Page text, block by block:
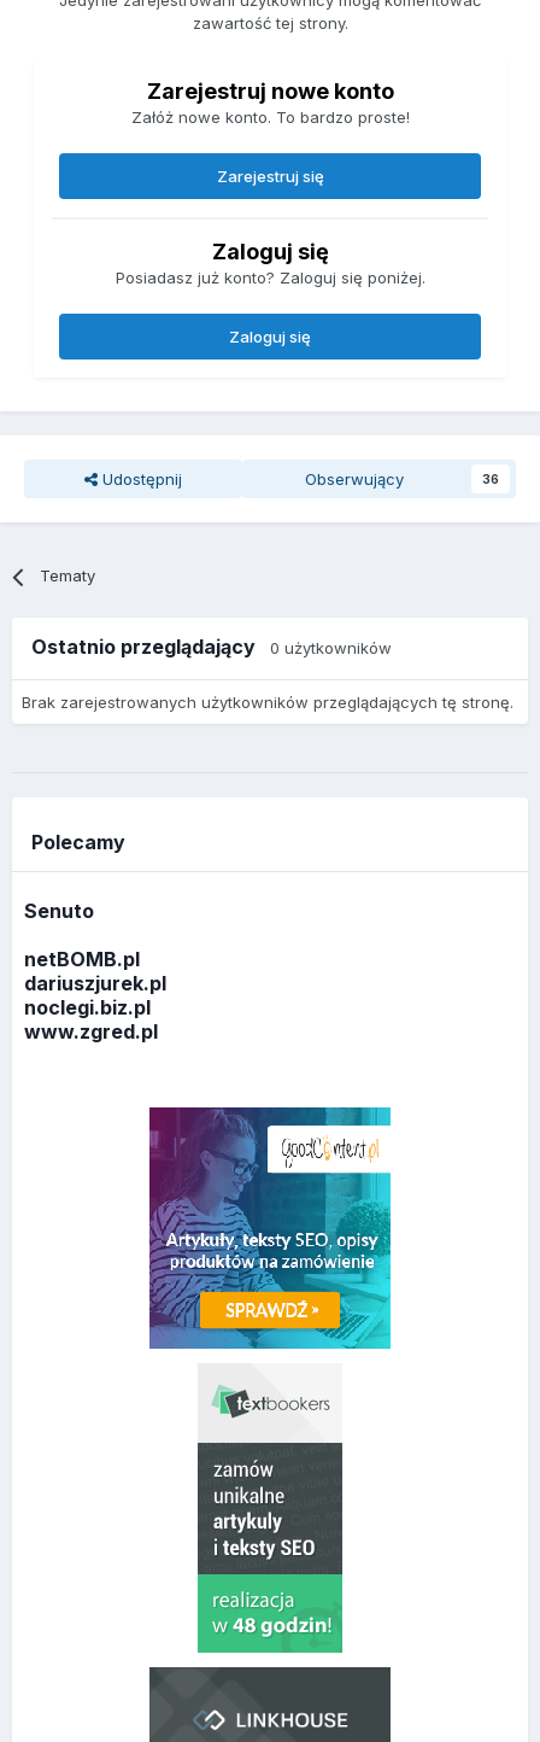
zawartość tej strony.
Zarejestruj nowe konto
Załóż nowe konto. To bardzo proste!
Zarejestruj się
Zaloguj się
Posiadasz już konto? Zaloguj się poniżej.
Zaloguj się
Udostępnij Obserwujący 36
Tematy
Ostatnio przeglądający 0 użytkowników
Brak zarejestrowanych użytkowników przeglądających tę stronę.
Polecamy
Senuto
netBOMB.pl
dariuszjurek.pl
noclegi.biz.pl
www.zgred.pl